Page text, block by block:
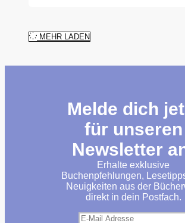
MEHR LADEN
Melde dich
für unseren
Newsletter
Erhalte exklusive
Buchenpfehlungen,
Neuigkeiten aus der
direkt in dein Postfach.